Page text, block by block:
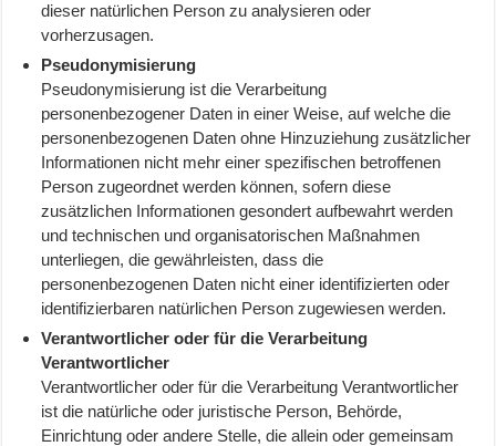
dieser natürlichen Person zu analysieren oder
vorherzusagen.
Pseudonymisierung
Pseudonymisierung ist die Verarbeitung
personenbezogener Daten in einer Weise, auf welche die
personenbezogenen Daten ohne Hinzuziehung zusätzlicher
Informationen nicht mehr einer spezifischen betroffenen
Person zugeordnet werden können, sofern diese
zusätzlichen Informationen gesondert aufbewahrt werden
und technischen und organisatorischen Maßnahmen
unterliegen, die gewährleisten, dass die
personenbezogenen Daten nicht einer identifizierten oder
identifizierbaren natürlichen Person zugewiesen werden.
Verantwortlicher oder für die Verarbeitung
Verantwortlicher
Verantwortlicher oder für die Verarbeitung Verantwortlicher
ist die natürliche oder juristische Person, Behörde,
Einrichtung oder andere Stelle, die allein oder gemeinsam